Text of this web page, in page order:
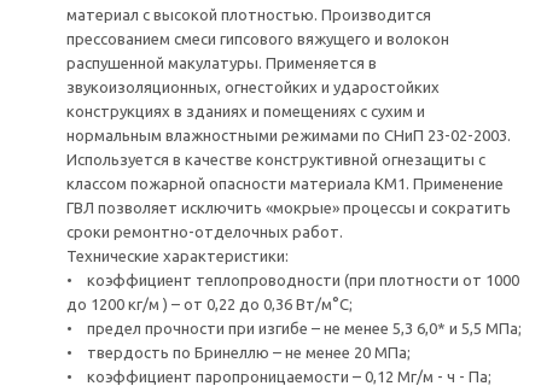
материал с высокой плотностью. Производится
прессованием смеси гипсового вяжущего и волокон
распушенной макулатуры. Применяется в
звукоизоляционных, огнестойких и ударостойких
конструкциях в зданиях и помещениях с сухим и
нормальным влажностными режимами по СНиП 23-02-2003.
Используется в качестве конструктивной огнезащиты с
классом пожарной опасности материала КМ1. Применение
ГВЛ позволяет исключить «мокрые» процессы и сократить
сроки ремонтно-отделочных работ.
Технические характеристики:
• коэффициент теплопроводности (при плотности от 1000
до 1200 кг/м ) – от 0,22 до 0,36 Вт/м°С;
• предел прочности при изгибе – не менее 5,3 6,0* и 5,5 МПа;
• твердость по Бринеллю – не менее 20 МПа;
• коэффициент паропроницаемости – 0,12 Мг/м - ч - Па;